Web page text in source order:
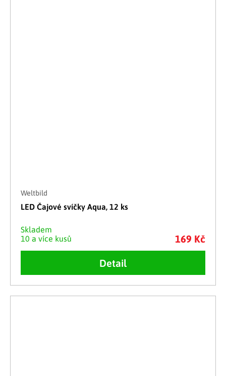
Weltbild
LED Čajové svíčky Aqua, 12 ks
Skladem
10 a více kusů
169 Kč
Detail